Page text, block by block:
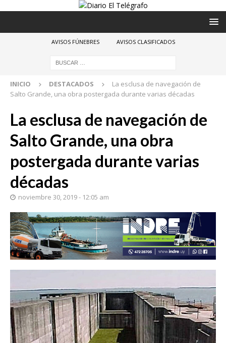
AVISOS FÚNEBRES AVISOS CLASIFICADOS
INICIO DESTACADOS
La esclusa de navegación de
Salto Grande, una obra postergada durante varias décadas
La esclusa de navegación de
Salto Grande, una obra
postergada durante varias
décadas
noviembre 30, 2019 - 12:05 am